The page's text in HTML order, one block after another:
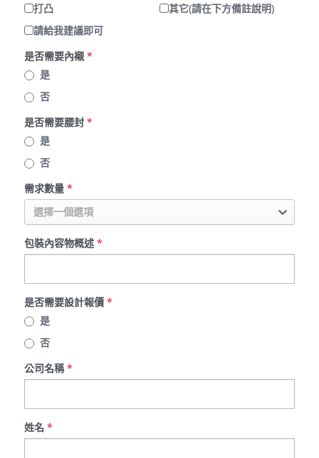
打凸
其它(請在下方備註說明)
請給我建議即可
是否需要內襯*
是
否
是否需要腰封*
是
否
需求數量*
選擇一個選項
包裝內容物概述*
是否需要設計報價*
是
否
公司名稱*
姓名 *